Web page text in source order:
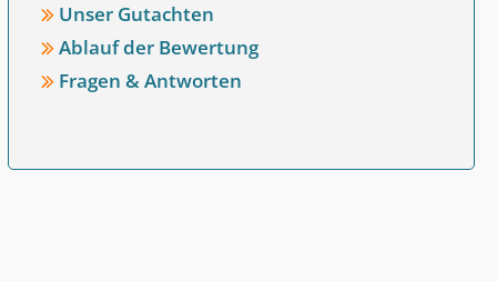
Unser Gutachten
Ablauf der Bewertung
Fragen & Antworten